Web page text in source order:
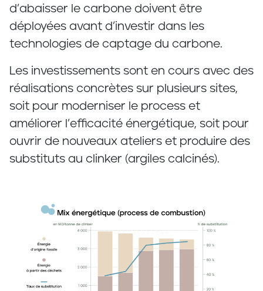
d’abaisser le carbone doivent être
déployées avant d’investir dans les
technologies de captage du carbone.
Les investissements sont en cours avec des
réalisations concrètes sur plusieurs sites,
soit pour moderniser le process et
améliorer l’efficacité énergétique, soit pour
ouvrir de nouveaux ateliers et produire des
substituts au clinker (argiles calcinés).